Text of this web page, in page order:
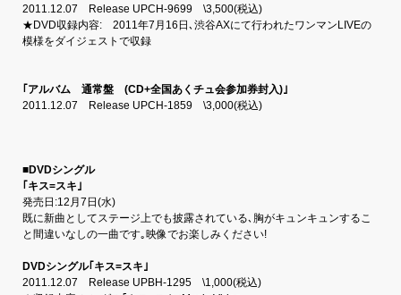
2011.12.07 Release UPCH-9699 \3,500(税込)
★DVD収録内容: 2011年7月16日､渋谷AXにて行われたワンマンLIVEの
模様をダイジェストで収録
｢アルバム 通常盤 (CD+全国あくチュ会参加券封入)｣
2011.12.07 Release UPCH-1859 \3,000(税込)
■DVDシングル
｢キス=スキ｣
発売日:12月7日(水)
既に新曲としてステージ上でも披露されている､胸がキュンキュンするこ
と間違いなしの一曲です｡映像でお楽しみください!
DVDシングル｢キス=スキ｣
2011.12.07 Release UPBH-1295 \1,000(税込)